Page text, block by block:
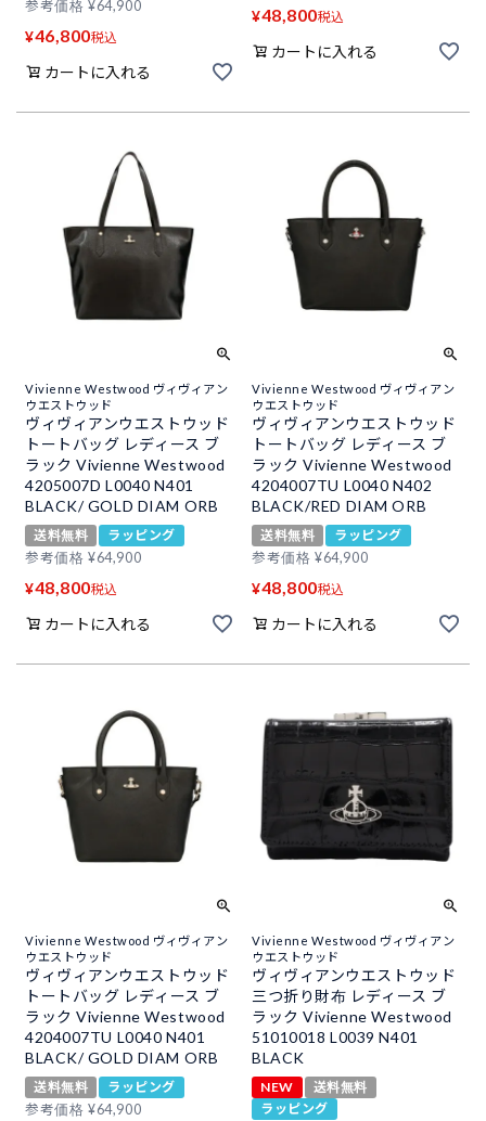
参考価格 ¥64,900
¥46,800税込
カートに入れる
¥48,800税込
カートに入れる
Vivienne Westwood ヴィヴィアン
ウエストウッド
ヴィヴィアンウエストウッド
トートバッグ レディース ブ
ラック Vivienne Westwood
4205007D L0040 N401
BLACK/ GOLD DIAM ORB
送料無料
ラッピング
参考価格 ¥64,900
¥48,800税込
カートに入れる
Vivienne Westwood ヴィヴィアン
ウエストウッド
ヴィヴィアンウエストウッド
トートバッグ レディース ブ
ラック Vivienne Westwood
4204007TU L0040 N402
BLACK/RED DIAM ORB
送料無料
ラッピング
参考価格 ¥64,900
¥48,800税込
カートに入れる
Vivienne Westwood ヴィヴィアン
ウエストウッド
ヴィヴィアンウエストウッド
トートバッグ レディース ブ
ラック Vivienne Westwood
4204007TU L0040 N401
BLACK/ GOLD DIAM ORB
送料無料
ラッピング
参考価格 ¥64,900
Vivienne Westwood ヴィヴィアン
ウエストウッド
ヴィヴィアンウエストウッド
三つ折り財布 レディース ブ
ラック Vivienne Westwood
51010018 L0039 N401
BLACK
NEW
送料無料
ラッピング